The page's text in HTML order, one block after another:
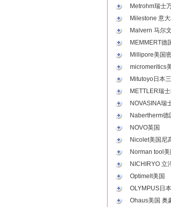
Metrohm瑞士
Milestone 意大
Malvern 马尔文
MEMMERT德
Millipore美国
micromeritics
Mitutoyo日本
METTLER瑞士
NOVASINA瑞
Nabertherm德
NOVO英国
Nicolet美国尼
Norman tool美
NICHIRYO 立
Optimelt美国
OLYMPUS日
Ohaus美国 奥